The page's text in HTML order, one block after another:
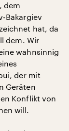
dem
Bakargiev
hat, da
dem. Wir
wahnsinnig
der mit
Geräten
Konflikt von
will.